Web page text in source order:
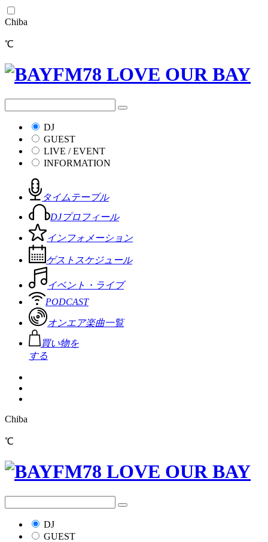
Chiba
℃
DJ
GUEST
LIVE / EVENT
INFORMATION
タイムテーブル
DJプロフィール
インフォメーション
ゲストスケジュール
イベント・ライブ
PODCAST
オンエア楽曲一覧
買い物を
する
Chiba
℃
DJ
GUEST